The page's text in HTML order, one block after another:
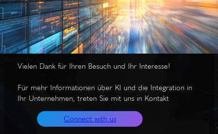
Vielen Dank für Ihren Besuch und Ihr Interesse!
Für mehr Informationen über KI und die Integration in
Ihr Unternehmen, treten Sie mit uns in Kontakt
Connect with us
laufende Tagesplanung mit automatischem Abgleich und
Interaktion bis hin zu eigenständigen Skills für wiederkehrende
Aufgaben. Claude Code lebt direkt auf deinem Rechner, versteht
persönlichen Kontext und kommuniziert nahtlos mit deinen Tools
– für produktives Arbeiten im YOLO-Mode ohne permanente